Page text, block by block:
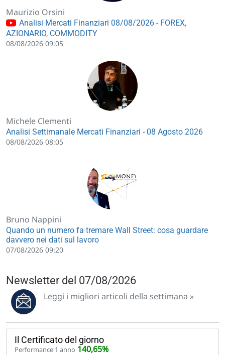
Maurizio Orsini
Analisi Mercati Finanziari 08/08/2026 - FOREX,
AZIONARIO, COMMODITY
08/08/2026 09:05
Michele Clementi
Analisi Settimanale Mercati Finanziari - 08 Agosto 2026
08/08/2026 08:05
Bruno Nappini
Quando un numero fa tremare Wall Street: cosa guardare
davvero nei dati sul lavoro
07/08/2026 09:20
Newsletter del 07/08/2026
Leggi i migliori articoli della settimana »
Il Certificato del giorno
Performance 1 anno 140,65%